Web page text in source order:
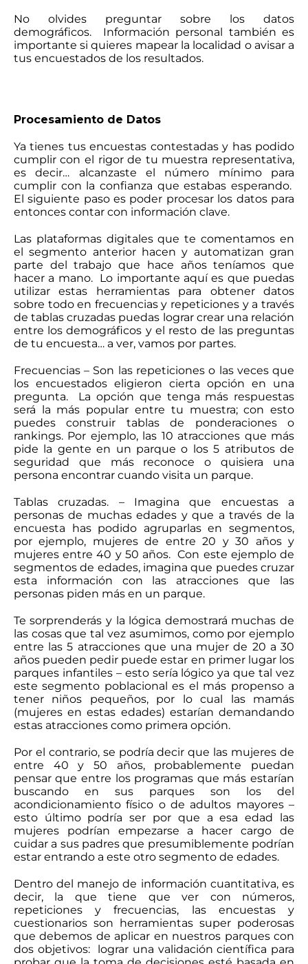
No olvides preguntar sobre los datos
demográficos. Información personal también es
importante si quieres mapear la localidad o avisar a
tus encuestados de los resultados.
Procesamiento de Datos
Ya tienes tus encuestas contestadas y has podido
cumplir con el rigor de tu muestra representativa,
es decir… alcanzaste el número mínimo para
cumplir con la confianza que estabas esperando.
El siguiente paso es poder procesar los datos para
entonces contar con información clave.
Las plataformas digitales que te comentamos en
el segmento anterior hacen y automatizan gran
parte del trabajo que hace años teníamos que
hacer a mano. Lo importante aquí es que puedas
utilizar estas herramientas para obtener datos
sobre todo en frecuencias y repeticiones y a través
de tablas cruzadas puedas lograr crear una relación
entre los demográficos y el resto de las preguntas
de tu encuesta… a ver, vamos por partes.
Frecuencias – Son las repeticiones o las veces que
los encuestados eligieron cierta opción en una
pregunta. La opción que tenga más respuestas
será la más popular entre tu muestra; con esto
puedes construir tablas de ponderaciones o
rankings. Por ejemplo, las 10 atracciones que más
pide la gente en un parque o los 5 atributos de
seguridad que más reconoce o quisiera una
persona encontrar cuando visita un parque.
Tablas cruzadas. – Imagina que encuestas a
personas de muchas edades y que a través de la
encuesta has podido agruparlas en segmentos,
por ejemplo, mujeres de entre 20 y 30 años y
mujeres entre 40 y 50 años. Con este ejemplo de
segmentos de edades, imagina que puedes cruzar
esta información con las atracciones que las
personas piden más en un parque.
Te sorprenderás y la lógica demostrará muchas de
las cosas que tal vez asumimos, como por ejemplo
entre las 5 atracciones que una mujer de 20 a 30
años pueden pedir puede estar en primer lugar los
parques infantiles – esto sería lógico ya que tal vez
este segmento poblacional es el más propenso a
tener niños pequeños, por lo cual las mamás
(mujeres en estas edades) estarían demandando
estas atracciones como primera opción.
Por el contrario, se podría decir que las mujeres de
entre 40 y 50 años, probablemente puedan
pensar que entre los programas que más estarían
buscando en sus parques son los del
acondicionamiento físico o de adultos mayores –
esto último podría ser por que a esa edad las
mujeres podrían empezarse a hacer cargo de
cuidar a sus padres que presumiblemente podrían
estar entrando a este otro segmento de edades.
Dentro del manejo de información cuantitativa, es
decir, la que tiene que ver con números,
repeticiones y frecuencias, las encuestas y
cuestionarios son herramientas super poderosas
que debemos de aplicar en nuestros parques con
dos objetivos: lograr una validación científica para